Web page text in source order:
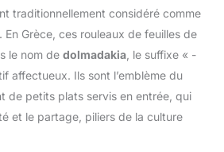
traditionnellement considéré comme
En Grèce, ces rouleaux de feuilles de
le nom de dolmadakia , le suffixe « -
affectueux. Ils sont l’emblème du
de petits plats servis en entrée, qui
et le partage, piliers de la culture